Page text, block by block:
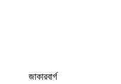
জাকারবার্গ